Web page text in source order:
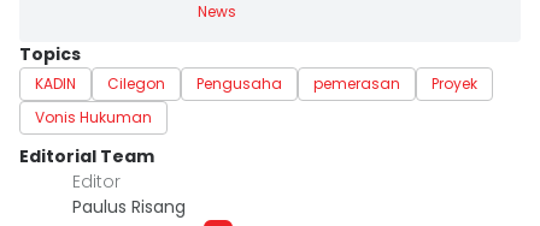
News
Topics
KADIN Cilegon Pengusaha pemerasan
Proyek
Vonis Hukuman
Editorial Team
Editor
Paulus Risang